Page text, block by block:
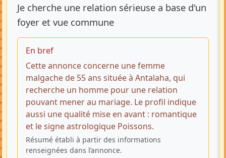
Je cherche une relation sérieuse a base d'un
foyer et vue commune
En bref
Cette annonce concerne une femme
malgache de 55 ans située à Antalaha, qui
recherche un homme pour une relation
pouvant mener au mariage. Le profil indique
aussi une qualité mise en avant : romantique
et le signe astrologique Poissons.
Résumé établi à partir des informations
renseignées dans l’annonce.